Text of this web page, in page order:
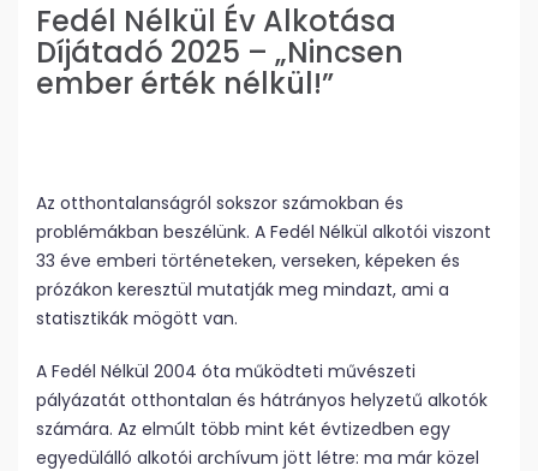
Fedél Nélkül Év Alkotása
Díjátadó 2025 – „Nincsen
ember érték nélkül!”
Az otthontalanságról sokszor számokban és
problémákban beszélünk. A Fedél Nélkül alkotói viszont
33 éve emberi történeteken, verseken, képeken és
prózákon keresztül mutatják meg mindazt, ami a
statisztikák mögött van.
A Fedél Nélkül 2004 óta működteti művészeti
pályázatát otthontalan és hátrányos helyzetű alkotók
számára. Az elmúlt több mint két évtizedben egy
egyedülálló alkotói archívum jött létre: ma már közel